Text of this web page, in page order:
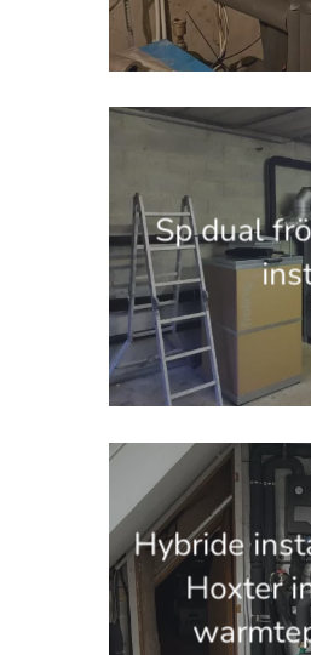
'.get_the_title().'
Sp dual
'.get_the_title().'
Hybride
Hoxter